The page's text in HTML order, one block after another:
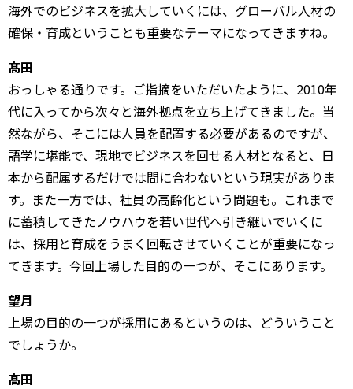
海外でのビジネスを拡大していくには、グローバル人材の
確保・育成ということも重要なテーマになってきますね。
髙田
おっしゃる通りです。ご指摘をいただいたように、2010年
代に入ってから次々と海外拠点を立ち上げてきました。当
然ながら、そこには人員を配置する必要があるのですが、
語学に堪能で、現地でビジネスを回せる人材となると、日
本から配属するだけでは間に合わないという現実がありま
す。また一方では、社員の高齢化という問題も。これまで
に蓄積してきたノウハウを若い世代へ引き継いでいくに
は、採用と育成をうまく回転させていくことが重要になっ
てきます。今回上場した目的の一つが、そこにあります。
望月
上場の目的の一つが採用にあるというのは、どういうこと
でしょうか。
髙田